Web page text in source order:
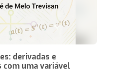
derivadas e
uma variável